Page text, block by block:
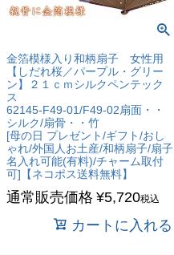
金箔模様入り和柄扇子 女性用
【しだれ桜／パープル・グリー
ン】２１ｃｍシルクペンテック
ス
62145-F49-01/F49-02扇面・・
シルク/扇骨・・竹
[母の日 プレゼント/ギフト/おし
ゃれ/外国人お土産/和柄扇子/扇子
名入れ可能(有料)/チャーム取付
可]【ネコポス送料無料】
通常販売価格 ¥5,720税込
カートに入れる